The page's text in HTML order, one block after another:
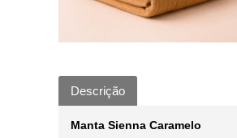
Descrição
Manta Sienna Caramelo